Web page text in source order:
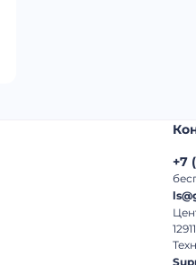
+7 (